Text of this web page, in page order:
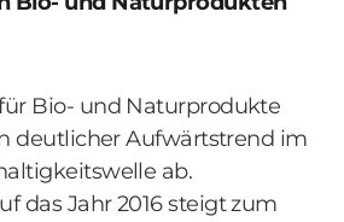
Bio- und Naturprodukte
deutlicher Aufwärtstrend im
ab.
das Jahr 2016 steigt zum